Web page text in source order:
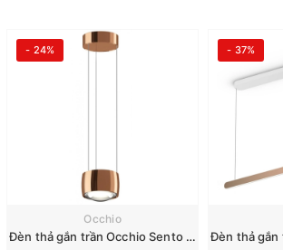
- 24%
Occhio
Đèn thả gắn trần Occhio Sento sospeso
- 37%